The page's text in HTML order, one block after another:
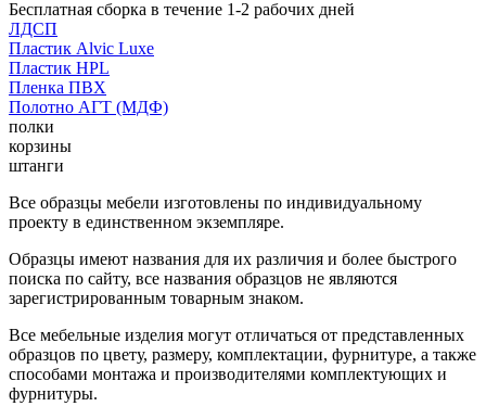
Бесплатная сборка в течение 1-2 рабочих дней
ЛДСП
Пластик Alvic Luxe
Пластик HPL
Пленка ПВХ
Полотно АГТ (МДФ)
полки
корзины
штанги
Все образцы мебели изготовлены по индивидуальному
проекту в единственном экземпляре.
Образцы имеют названия для их различия и более быстрого
поиска по сайту, все названия образцов не являются
зарегистрированным товарным знаком.
Все мебельные изделия могут отличаться от представленных
образцов по цвету, размеру, комплектации, фурнитуре, а также
способами монтажа и производителями комплектующих и
фурнитуры.